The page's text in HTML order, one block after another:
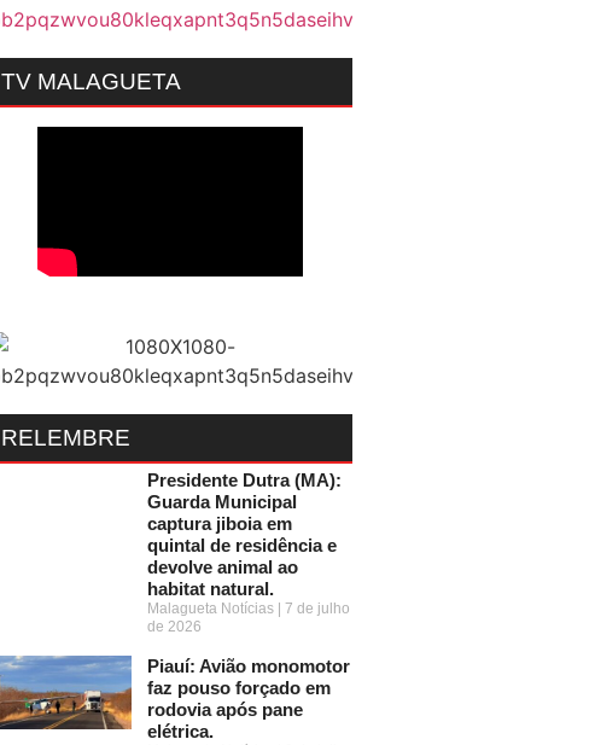
TV MALAGUETA
RELEMBRE
Presidente Dutra (MA):
Guarda Municipal
captura jiboia em
quintal de residência e
devolve animal ao
habitat natural.
Malagueta Notícias
7 de julho
de 2026
Piauí: Avião monomotor
faz pouso forçado em
rodovia após pane
elétrica.